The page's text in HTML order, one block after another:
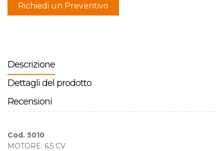
Richiedi un Preventivo
Descrizione
Dettagli del prodotto
Recensioni
Cod. 5010
MOTORE: 6,5 CV